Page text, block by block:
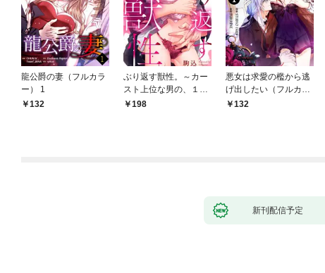
龍公爵の妻（フルカラ
ー） 1
132
ぶり返す獣性。～カー
スト上位な男の、１０
年越しの激愛１
198
悪女は求愛の檻から逃
げ出したい（フルカラ
ー） 1
132
新刊配信予定